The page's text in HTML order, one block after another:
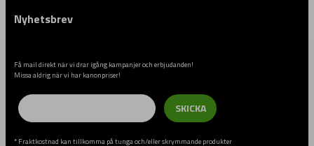
Nyhetsbrev
Få mail direkt när vi drar igång kampanjer och erbjudanden!
Missa aldrig när vi har kanonpriser!
Email
SKICKA
* Fraktkostnad kan tillkomma på tunga och/eller skrymmande produkter